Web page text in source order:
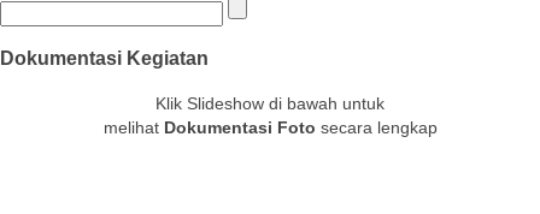
Dokumentasi Kegiatan
Klik Slideshow di bawah untuk
melihat Dokumentasi Foto secara lengkap